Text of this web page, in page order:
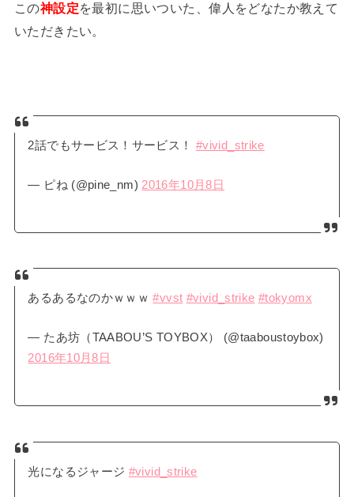
この神設定を最初に思いついた、偉人をどなたか教えて
いただきたい。
2話でもサービス！サービス！ #vivid_strike
— ピね (@pine_nm) 2016年10月8日
あるあるなのかｗｗｗ#vvst #vivid_strike #tokyomx
— たあ坊（TAABOU’S TOYBOX） (@taaboustoybox)
2016年10月8日
光になるジャージ #vivid_strike